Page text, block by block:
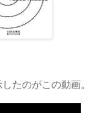
たのがこの動画。